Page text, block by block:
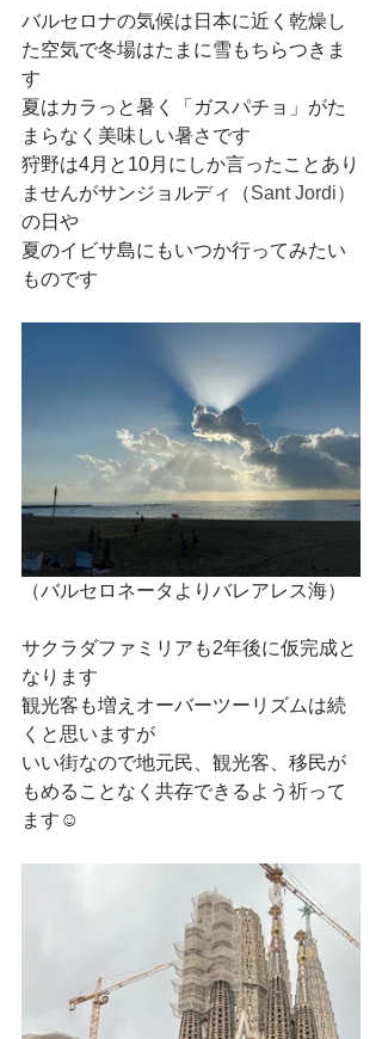
バルセロナの気候は日本に近く乾燥し
た空気で冬場はたまに雪もちらつきま
す
夏はカラっと暑く「ガスパチョ」がた
まらなく美味しい暑さです
狩野は4月と10月にしか言ったことあり
ませんがサンジョルディ（Sant Jordi）
の日や
夏のイビサ島にもいつか行ってみたい
ものです
（バルセロネータよりバレアレス海）
サクラダファミリアも2年後に仮完成と
なります
観光客も増えオーバーツーリズムは続
くと思いますが
いい街なので地元民、観光客、移民が
もめることなく共存できるよう祈って
ます☺